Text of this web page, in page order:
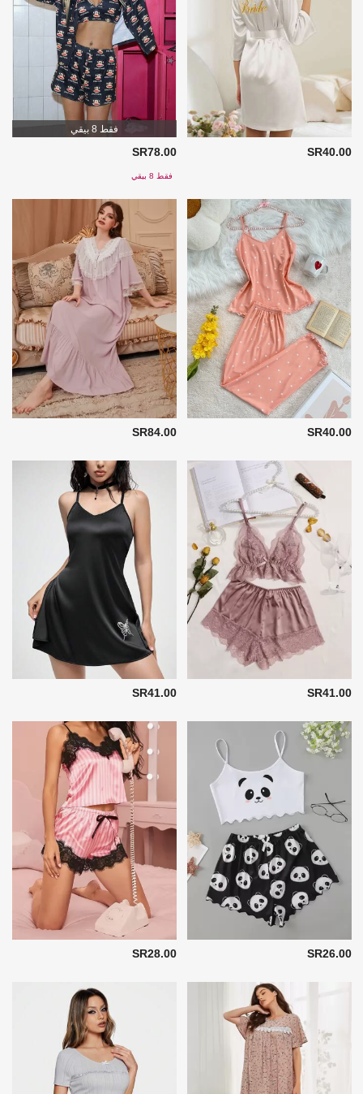
SR40.00
فقط 8 بيقي
SR78.00
فقط 8 بيقي
SR40.00
SR84.00
SR41.00
SR41.00
SR26.00
SR28.00